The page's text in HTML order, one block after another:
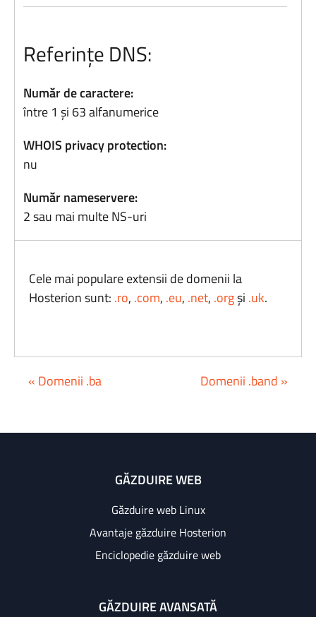
Referințe DNS:
Număr de caractere:
între 1 și 63 alfanumerice
WHOIS privacy protection:
nu
Număr nameservere:
2 sau mai multe NS-uri
Cele mai populare extensii de domenii la
Hosterion sunt: .ro, .com, .eu, .net, .orgși .uk.
« Domenii .ba Domenii .band »
GĂZDUIRE WEB
Găzduire web Linux
Avantaje găzduire Hosterion
Enciclopedie găzduire web
GĂZDUIRE AVANSATĂ